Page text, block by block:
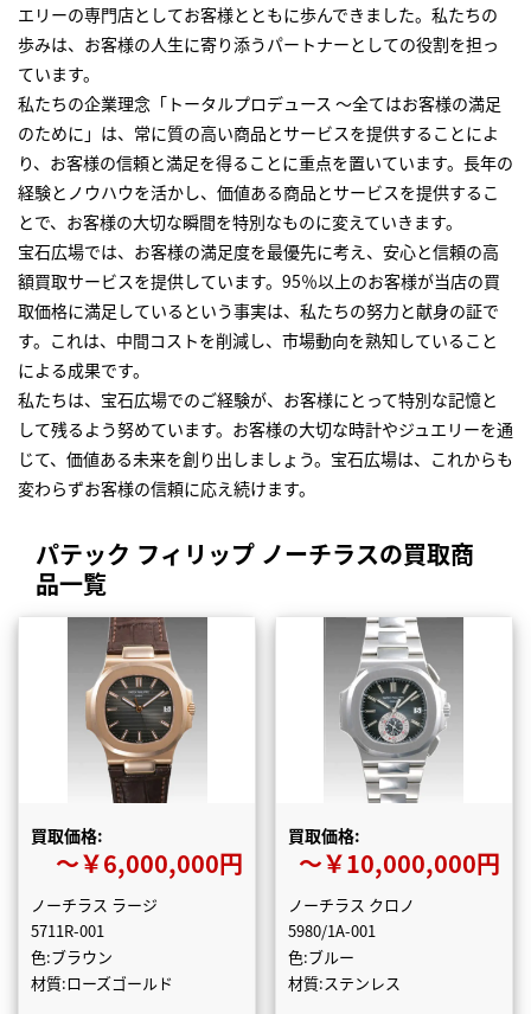
エリーの専門店としてお客様とともに歩んできました。私たちの
歩みは、お客様の人生に寄り添うパートナーとしての役割を担っ
ています。
私たちの企業理念「トータルプロデュース ～全てはお客様の満足
のために」は、常に質の高い商品とサービスを提供することによ
り、お客様の信頼と満足を得ることに重点を置いています。長年の
経験とノウハウを活かし、価値ある商品とサービスを提供するこ
とで、お客様の大切な瞬間を特別なものに変えていきます。
宝石広場では、お客様の満足度を最優先に考え、安心と信頼の高
額買取サービスを提供しています。95％以上のお客様が当店の買
取価格に満足しているという事実は、私たちの努力と献身の証で
す。これは、中間コストを削減し、市場動向を熟知していること
による成果です。
私たちは、宝石広場でのご経験が、お客様にとって特別な記憶と
して残るよう努めています。お客様の大切な時計やジュエリーを通
じて、価値ある未来を創り出しましょう。宝石広場は、これからも
変わらずお客様の信頼に応え続けます。
パテック フィリップ ノーチラスの買取商
品一覧
買取価格:
〜￥6,000,000円
ノーチラス ラージ
5711R-001
色:ブラウン
材質:ローズゴールド
買取価格:
〜￥10,000,000円
ノーチラス クロノ
5980/1A-001
色:ブルー
材質:ステンレス